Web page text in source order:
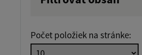
Počet položiek na stránke: